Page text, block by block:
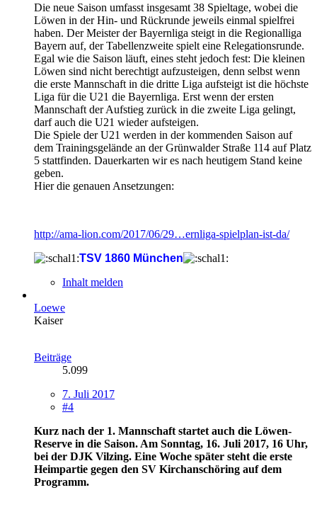
Die neue Saison umfasst insgesamt 38 Spieltage, wobei die
Löwen in der Hin- und Rückrunde jeweils einmal spielfrei
haben. Der Meister der Bayernliga steigt in die Regionalliga
Bayern auf, der Tabellenzweite spielt eine Relegationsrunde.
Egal wie die Saison läuft, eines steht jedoch fest: Die kleinen
Löwen sind nicht berechtigt aufzusteigen, denn selbst wenn
die erste Mannschaft in die dritte Liga aufsteigt ist die höchste
Liga für die U21 die Bayernliga. Erst wenn der ersten
Mannschaft der Aufstieg zurück in die zweite Liga gelingt,
darf auch die U21 wieder aufsteigen.
Die Spiele der U21 werden in der kommenden Saison auf
dem Trainingsgelände an der Grünwalder Straße 114 auf Platz
5 stattfinden. Dauerkarten wir es nach heutigem Stand keine
geben.
Hier die genauen Ansetzungen:
http://ama-lion.com/2017/06/29…ernliga-spielplan-ist-da/
TSV 1860 München
Inhalt melden
Loewe
Kaiser
Beiträge
5.099
7. Juli 2017
#4
Kurz nach der 1. Mannschaft startet auch die Löwen-
Reserve in die Saison. Am Sonntag, 16. Juli 2017, 16 Uhr,
bei der DJK Vilzing. Eine Woche später steht die erste
Heimpartie gegen den SV Kirchanschöring auf dem
Programm.